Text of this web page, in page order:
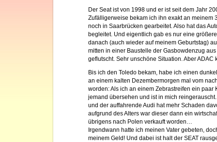
Der Seat ist von 1998 und er ist seit dem Jahr
Zufälligerweise bekam ich ihn exakt an meinem
noch in Saarbrücken gearbeitet. Also hat das
begleitet. Und eigentlich gab es nur eine
danach (auch wieder auf meinem Geburtstag)
mitten in einer Baustelle der Gasbowdenzug
geflutscht. Sehr unschöne Situation. Aber ADAC
Bis ich den Toledo bekam, habe ich einen
an einem kalten Dezembermorgen mal vom
worden: Als ich an einem Zebrastreifen ein paar
jemand übersehen und ist in mich
und der auffahrende Audi hat mehr Schaden
aufgrund des Alters war dieser dann ein
übrigens nach Polen verkauft worden…
Irgendwann hatte ich meinen Vater gebeten,
meinem Geld! Und dabei ist halt der SEAT